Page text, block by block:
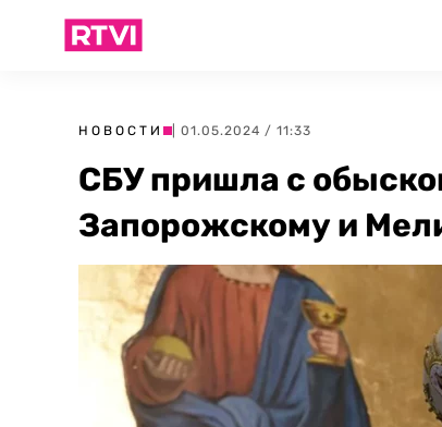
НОВОСТИ | 01.05.2024 / 11:33
СБУ пришла с
Запорожскому и